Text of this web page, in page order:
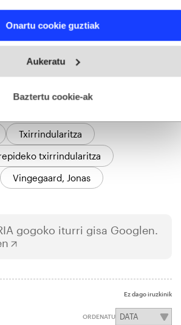
in thedetails section
ditu. Zure esperientzia eta zerbitzuak
diguzu.Gehiago irakurri
Onartu cookie guztiak
Aukeratu
Baztertu cookie-ak
Txirrindularitza
txirrindularitza
Vingegaard, Jonas
gogoko iturri gisa Googlen.
Ez dago iruzkinik
ORDENATU